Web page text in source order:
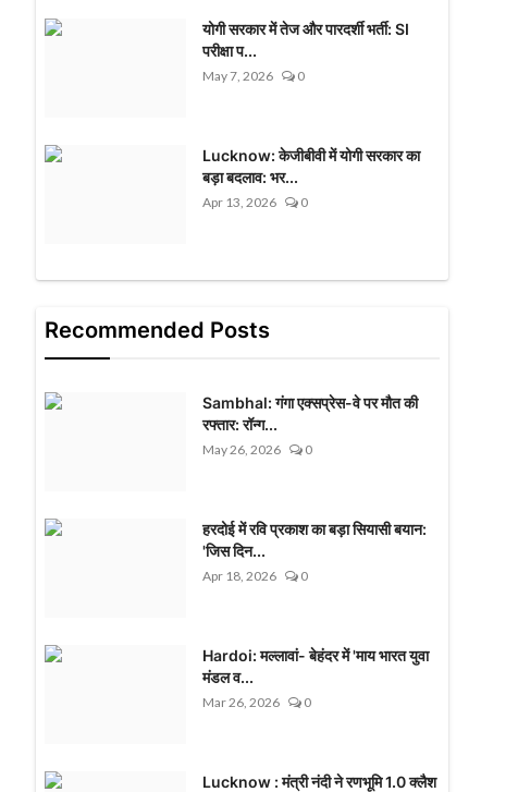
योगी सरकार में तेज और पारदर्शी भर्ती: SI
परीक्षा प...
May 7, 2026 0
Lucknow: केजीबीवी में योगी सरकार का
बड़ा बदलाव: भर...
Apr 13, 2026 0
Recommended Posts
Sambhal: गंगा एक्सप्रेस-वे पर मौत की
रफ्तार: रॉन्ग...
May 26, 2026 0
हरदोई में रवि प्रकाश का बड़ा सियासी बयान:
'जिस दिन...
Apr 18, 2026 0
Hardoi: मल्लावां- बेहंदर में 'माय भारत युवा
मंडल व...
Mar 26, 2026 0
Lucknow : मंत्री नंदी ने रणभूमि 1.0 क्लैश